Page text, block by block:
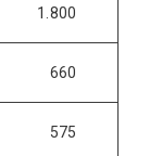
1.800
660
575